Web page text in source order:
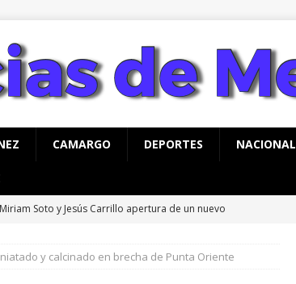
CAMARGO DEPORTES NACIONAL
Soto y Jesús Carrillo apertura de un nuevo
integral de limpieza y reforestación en Nuevo San
y calcinado en brecha de Punta Oriente